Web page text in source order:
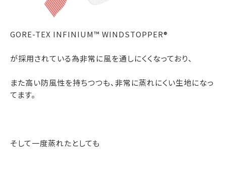
GORE-TEX INFINIUM™ WINDSTOPPER®
が採用されている為非常に風を通しにくくなっており、
また高い防風性を持ちつつも、非常に蒸れにくい生地になっ
てます。
そして一度蒸れたとしても